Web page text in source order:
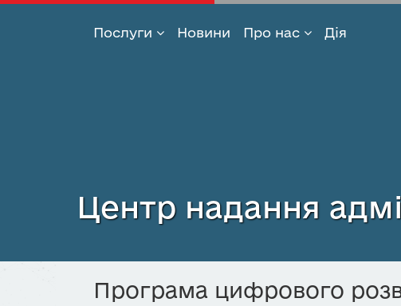
Послуги Новини Про нас Дія
Центр надання
Програма цифрового